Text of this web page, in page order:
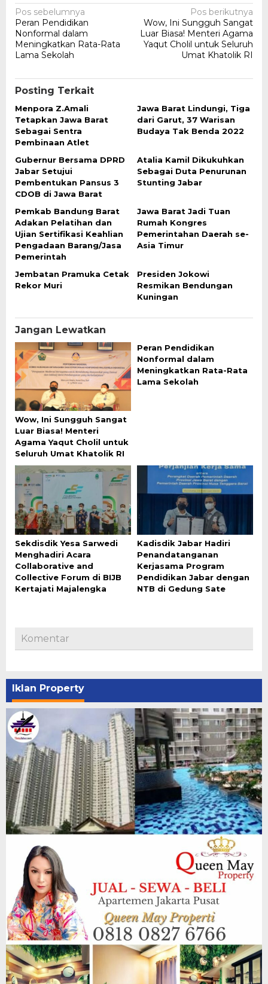
Navigasi
pos
Pos sebelumnya
Peran Pendidikan
Nonformal dalam
Meningkatkan Rata-Rata
Lama Sekolah
Pos berikutnya
Wow, Ini Sungguh Sangat
Luar Biasa! Menteri Agama
Yaqut Cholil untuk Seluruh
Umat Khatolik RI
Posting Terkait
Menpora Z.Amali
Tetapkan Jawa Barat
Sebagai Sentra
Pembinaan Atlet
Jawa Barat Lindungi, Tiga
dari Garut, 37 Warisan
Budaya Tak Benda 2022
Gubernur Bersama DPRD
Jabar Setujui
Pembentukan Pansus 3
CDOB di Jawa Barat
Atalia Kamil Dikukuhkan
Sebagai Duta Penurunan
Stunting Jabar
Pemkab Bandung Barat
Adakan Pelatihan dan
Ujian Sertifikasi Keahlian
Pengadaan Barang/Jasa
Pemerintah
Jawa Barat Jadi Tuan
Rumah Kongres
Pemerintahan Daerah se-
Asia Timur
Jembatan Pramuka Cetak
Rekor Muri
Presiden Jokowi
Resmikan Bendungan
Kuningan
Jangan Lewatkan
Wow, Ini Sungguh Sangat
Luar Biasa! Menteri
Agama Yaqut Cholil untuk
Seluruh Umat Khatolik RI
Peran Pendidikan
Nonformal dalam
Meningkatkan Rata-Rata
Lama Sekolah
Sekdisdik Yesa Sarwedi
Menghadiri Acara
Collaborative and
Collective Forum di BIJB
Kertajati Majalengka
Kadisdik Jabar Hadiri
Penandatanganan
Kerjasama Program
Pendidikan Jabar dengan
NTB di Gedung Sate
Komentar
Iklan Property